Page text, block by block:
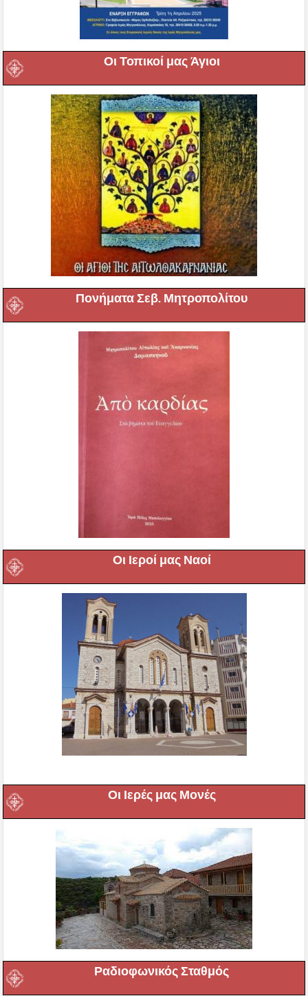
Οι Τοπικοί μας Άγιοι
Πονήματα Σεβ. Μητροπολίτου
Οι Ιεροί μας Ναοί
Οι Ιερές μας Μονές
Ραδιοφωνικός Σταθμός